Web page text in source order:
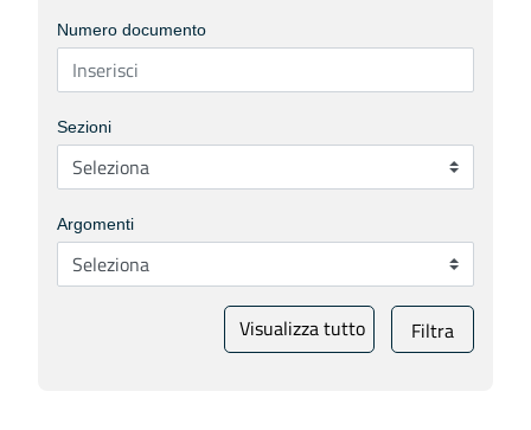
Numero documento
Sezioni
Argomenti
Visualizza tutto Filtra